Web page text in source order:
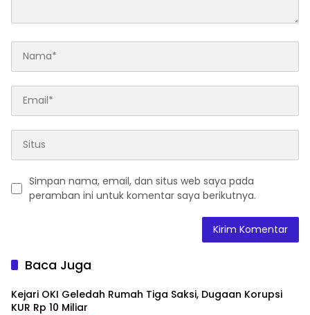
Simpan nama, email, dan situs web saya pada
peramban ini untuk komentar saya berikutnya.
Baca Juga
Kejari OKI Geledah Rumah Tiga Saksi, Dugaan Korupsi
KUR Rp 10 Miliar